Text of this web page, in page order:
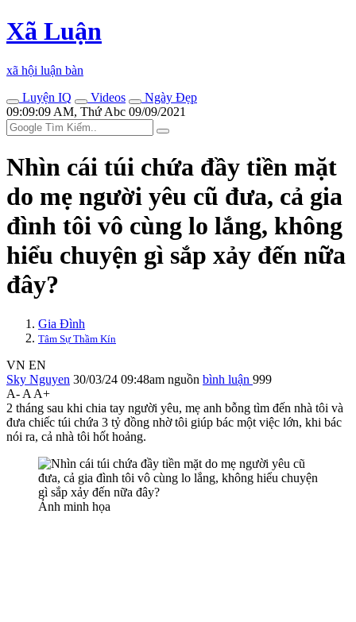
Xã Luận
xã hội luận bàn
Luyện IQ
Videos
Ngày Đẹp
09:09:09 AM, Thứ Abc 09/09/2021
Nhìn cái túi chứa đầy tiền mặt
do mẹ người yêu cũ đưa, cả gia
đình tôi vô cùng lo lắng, không
hiểu chuyện gì sắp xảy đến nữa
đây?
Gia Đình
Tâm Sự Thầm Kín
VN EN
Sky Nguyen 30/03/24 09:48am nguồn bình luận 999
A- A A+
2 tháng sau khi chia tay người yêu, mẹ anh bỗng tìm đến nhà tôi và
đưa chiếc túi chứa 3 tỷ đồng nhờ tôi giúp bác một việc lớn, khi bác
nói ra, cả nhà tôi hốt hoảng.
Ảnh minh họa